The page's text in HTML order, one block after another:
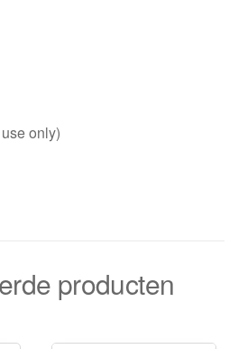
only)
producten